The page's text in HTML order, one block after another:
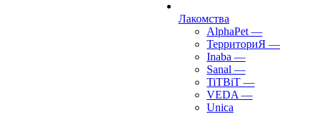
Лакомства
AlphaPet —
ТерриториЯ —
Inaba —
Sanal —
TiTBiT —
VEDA —
Unica